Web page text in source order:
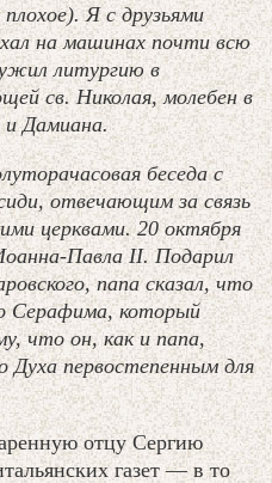
Я с друзьями
на машинах почти всю
литургию в
св. Николая, молебен в
Дамиана.
беседа с
отвечающим за связь
церквами. 20 октября
Павла II. Подарил
папа сказал, что
Серафима, который
что он, как и папа,
первостепенным для
отцу Сергию
газет — в то